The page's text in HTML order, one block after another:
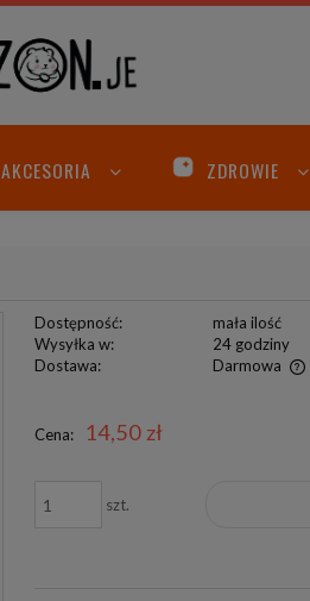
AKCESORIA ZDROWIE
Dostępność:
mała ilość
Wysyłka w:
24 godziny
Dostawa:
Darmowa
kosztów płatności
Cena: 14,50 zł
szt.